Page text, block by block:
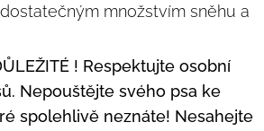
množstvím sněhu a
! Respektujte osobní
Nepouštějte svého psa ke
spolehlivě neznáte! Nesahejte